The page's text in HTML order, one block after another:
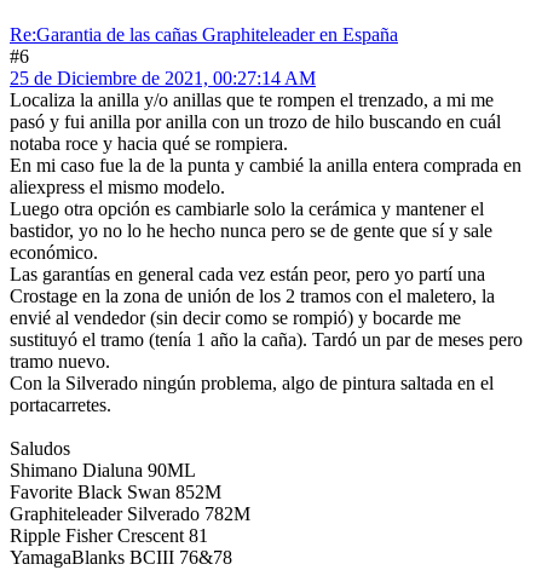
Re:Garantia de las cañas Graphiteleader en España
#6
25 de Diciembre de 2021, 00:27:14 AM
Localiza la anilla y/o anillas que te rompen el trenzado, a mi me
pasó y fui anilla por anilla con un trozo de hilo buscando en cuál
notaba roce y hacia qué se rompiera.
En mi caso fue la de la punta y cambié la anilla entera comprada en
aliexpress el mismo modelo.
Luego otra opción es cambiarle solo la cerámica y mantener el
bastidor, yo no lo he hecho nunca pero se de gente que sí y sale
económico.
Las garantías en general cada vez están peor, pero yo partí una
Crostage en la zona de unión de los 2 tramos con el maletero, la
envié al vendedor (sin decir como se rompió) y bocarde me
sustituyó el tramo (tenía 1 año la caña). Tardó un par de meses pero
tramo nuevo.
Con la Silverado ningún problema, algo de pintura saltada en el
portacarretes.
Saludos
Shimano Dialuna 90ML
Favorite Black Swan 852M
Graphiteleader Silverado 782M
Ripple Fisher Crescent 81
YamagaBlanks BCIII 76&78